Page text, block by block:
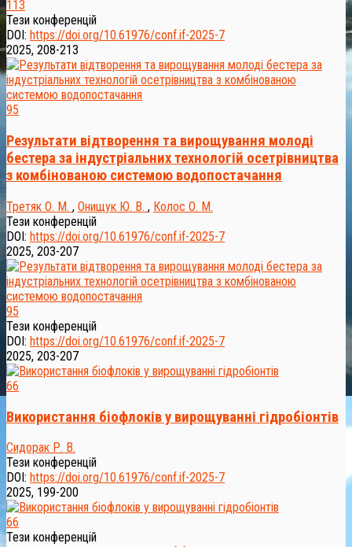
113
Тези конференцій
DOI: https://doi.org/10.61976/conf.if-2025-7
2025, 208-213
95
Результати відтворення та вирощування молоді
бестера за індустріальних технологій осетрівництва
з комбінованою системою водопостачання
Третяк О. М. , Онищук Ю. В. , Колос О. М.
Тези конференцій
DOI: https://doi.org/10.61976/conf.if-2025-7
2025, 203-207
95
Тези конференцій
DOI: https://doi.org/10.61976/conf.if-2025-7
2025, 203-207
66
Використання біофлоків у вирощуванні гідробіонтів
Сидорак Р. В.
Тези конференцій
DOI: https://doi.org/10.61976/conf.if-2025-7
2025, 199-200
66
Тези конференцій